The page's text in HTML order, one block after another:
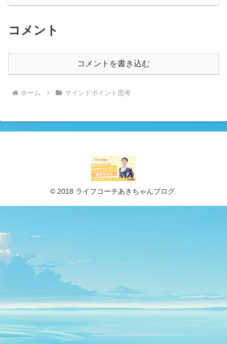
コメント
コメントを書き込む
ホーム マインドポイント思考
© 2018 ライフコーチあきちゃんブログ.